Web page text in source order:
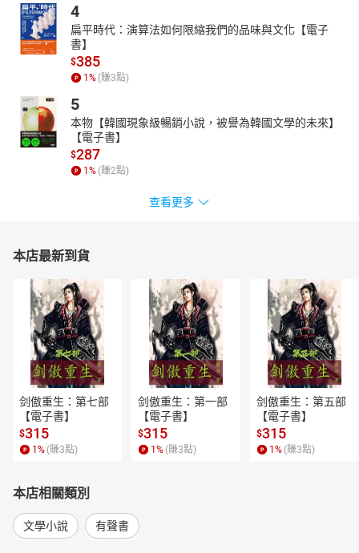
4
扁平時代：演算法如何限縮我們的品味與文化【電子
書】
$385
1 % (賺3點)
5
本物【韓國現象級暢銷小說，被譽為韓國文學的未來】
【電子書】
$287
1 % (賺2點)
查看更多
本店最新到貨
剑傲重生：第七部
【電子書】
$315
1 % (賺3點)
剑傲重生：第一部
【電子書】
$315
1 % (賺3點)
剑傲重生：第五部
【電子書】
$315
1 % (賺3點)
本店相關類別
文學小說 有聲書